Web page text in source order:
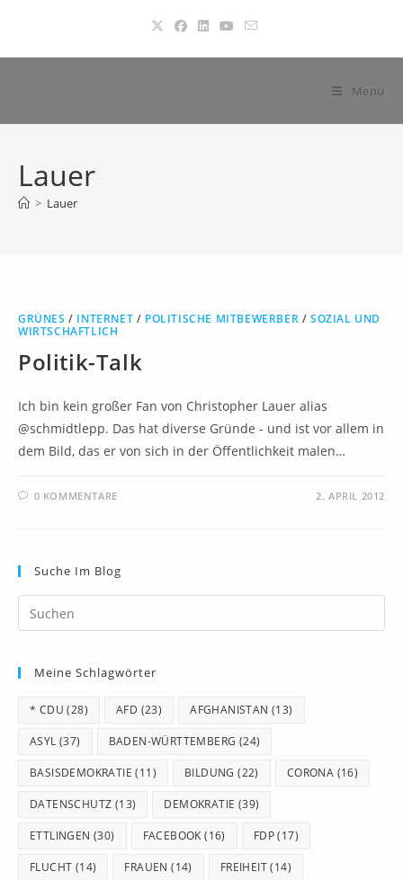
springen
Menü
Lauer
> Lauer
GRÜNES / INTERNET / POLITISCHE MITBEWERBER /SOZIAL UND
WIRTSCHAFTLICH
Politik-Talk
Ich bin kein großer Fan von Christopher Lauer alias
@schmidtlepp. Das hat diverse Gründe - und ist vor allem in
dem Bild, das er von sich in der Öffentlichkeit malen…
0 KOMMENTARE 2. APRIL 2012
Suche Im Blog
Meine Schlagwörter
* CDU (28) AFD (23) AFGHANISTAN (13)
ASYL (37) BADEN-WÜRTTEMBERG (24)
BASISDEMOKRATIE (11) BILDUNG (22) CORONA (16)
DATENSCHUTZ (13) DEMOKRATIE (39)
ETTLINGEN (30) FACEBOOK (16) FDP(17)
FLUCHT (14) FRAUEN (14) FREIHEIT(14)